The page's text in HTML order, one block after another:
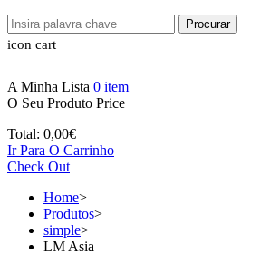
Procurar
icon cart
A Minha Lista 0 item
O Seu Produto Price
Total: 0,00€
Ir Para O Carrinho
Check Out
Home>
Produtos>
simple>
LM Asia